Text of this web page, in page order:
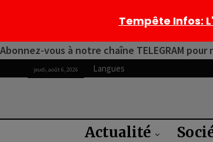
Abonnez-vous à notre chaîne TELEGRAM
jeudi, août 6, 2026 Langues
Actualité
Tempête Infos: